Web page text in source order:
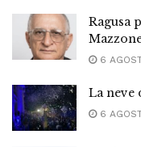
Ragusa
6
La neve
6